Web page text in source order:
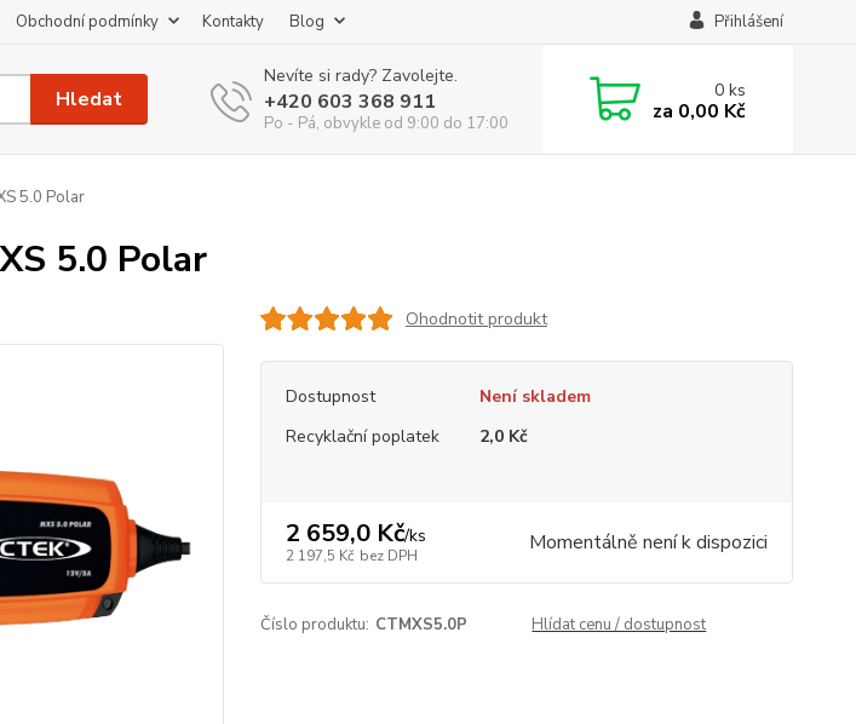
Obchodní podmínky Kontakty Blog Přihlášení
Hledat
Nevíte si rady? Zavolejte.
+420 603 368 911
Po - Pá, obvykle od 9:00 do 17:00
0ks
za 0,00 Kč
5.0 Polar
5.0 Polar
Ohodnotit produkt
Dostupnost
Není skladem
Recyklační poplatek
2,0 Kč
2 659,0 Kč/ks
2 197,5 Kč bez DPH Momentálně není k dispozici
Číslo produktu: CTMXS5.0P Hlídat cenu / dostupnost